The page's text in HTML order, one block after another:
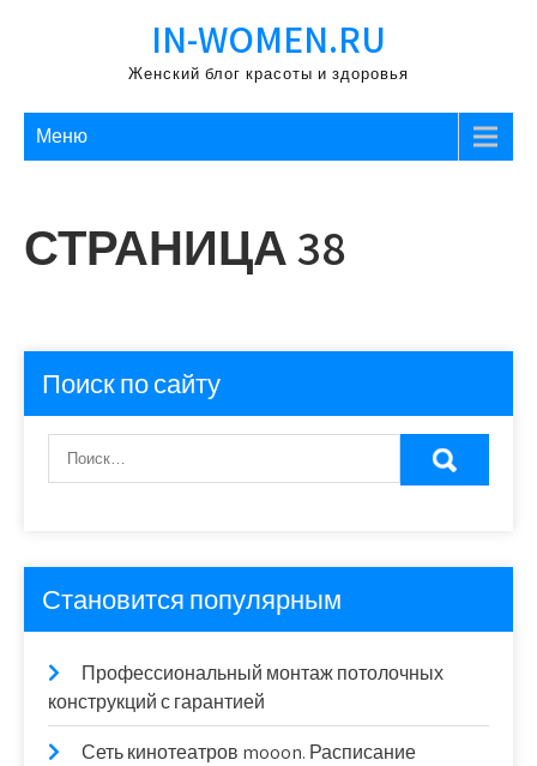
IN-WOMEN.RU
Женский блог красоты и здоровья
Меню
СТРАНИЦА 38
Поиск по сайту
Становится популярным
Профессиональный монтаж потолочных
конструкций с гарантией
Сеть кинотеатров mooon. Расписание